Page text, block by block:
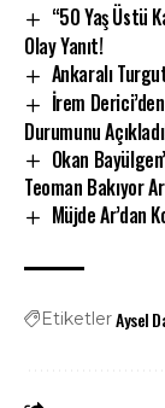
“50 Yaş Üstü
Olay Yanıt!
Ankaralı
İrem
Durumunu
Okan
Teoman Bakıyor
Müjde Ar’dan
EtiketlerAysel